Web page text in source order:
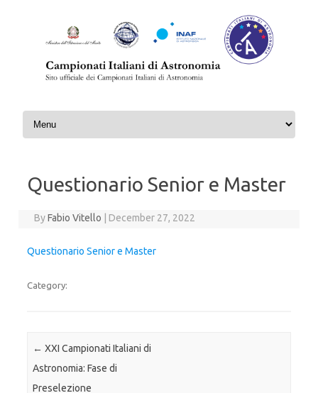
Skip to content
Questionario Senior e Master
ByFabio Vitello December 27, 2022
Questionario Senior e Master
Category:
Post navigation
← XXI Campionati Italiani di
Astronomia: Fase di
Preselezione